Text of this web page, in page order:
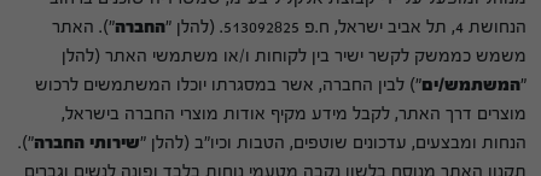
הנחושת 4, תל אביב ישראל, ח.פ 513092825. (להלן "
החברה"). האתר
משמש כממשק לקשר ישיר בין לקוחות ו/או משתמשי האתר (להלן
"המשתמש/ים") לבין החברה, אשר במסגרתו יוכלו המשתמשים לרכוש
מוצרים דרך האתר, לקבל מידע מקיף אודות מוצרי החברה בישראל,
הנחות ומבצעים, עדכונים שוטפים, הטבות וכיו"ב (להלן "שירותי החברה").